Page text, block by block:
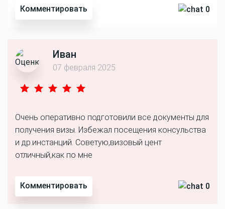
Комментировать 0
Иван
07 февраля 2025
Очень оперативно подготовили все документы для
получения визы. Избежал посещения консульства
и др.инстанций. Советую,визовый цент
отличный,как по мне
Комментировать 0